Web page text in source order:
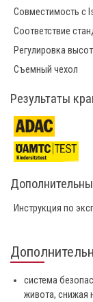
Совместимость с
Соответствие
Регулировка
Съемный чехол
Результаты
Инструкция по
система
живота, снижая